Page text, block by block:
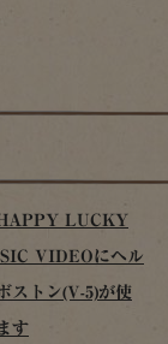
LUCKY
VIDEOにヘル
ストン(V-5)が使
す